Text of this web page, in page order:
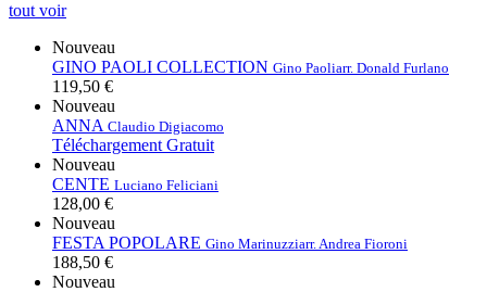
tout voir
Nouveau
GINO PAOLI COLLECTION Gino Paoliarr. Donald Furlano
119,50 €
Nouveau
ANNA Claudio Digiacomo
Téléchargement Gratuit
Nouveau
CENTE Luciano Feliciani
128,00 €
Nouveau
FESTA POPOLARE Gino Marinuzziarr. Andrea Fioroni
188,50 €
Nouveau